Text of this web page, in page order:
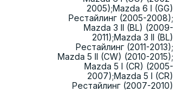
2005);Mazda 6 I (GG)
Рестайлинг (2005-2008);
Mazda 3 II (BL) (2009-
2011);Mazda 3 II (BL)
Рестайлинг (2011-2013);
Mazda 5 II (CW) (2010-2015);
Mazda 5 I (CR) (2005-
2007);Mazda 5 I (CR)
Рестайлинг (2007-2010)